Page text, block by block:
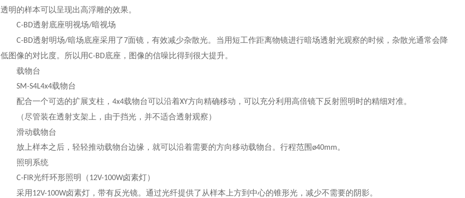
透明的样本可以呈现出高浮雕的效果。
C-BD透射底座明视场/暗视场
C-BD透射明场/暗场底座采用了7面镜，有效减少杂散光。当用短工作距离物镜进行暗场透射光观察的时候，杂散光通常会降
低图像的对比度。所以用C-BD底座，图像的信噪比得到很大提升。
载物台
SM-S4L4x4载物台
配合一个可选的扩展支柱， 4x4载物台可以沿着XY方向精确移动，可以充分利用高倍镜下反射照明时的精细对准。
（ 尽管装在透射支架上，由于挡光，并不适合透射观察 ）
滑动载物台
放上样本之后，轻轻推动载物台边缘，就可以沿着需要的方向移动载物台。行程范围ø40mm。
照明系统
C-FIR光纤环形照明 （12V-100W卤素灯）
采用 12V-100W卤素灯，带有反光镜。通过光纤提供了从样本上方到中心的锥形光，减少不需要的阴影。